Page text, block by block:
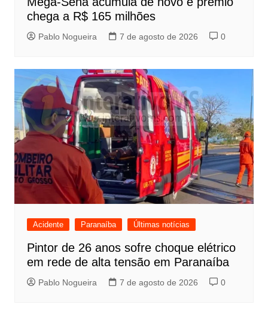
chega a R$ 165 milhões
Pablo Nogueira 7 de agosto de 2026 0
Acidente Paranaíba Últimas notícias
Pintor de 26 anos sofre choque elétrico
em rede de alta tensão em Paranaíba
Pablo Nogueira 7 de agosto de 2026 0